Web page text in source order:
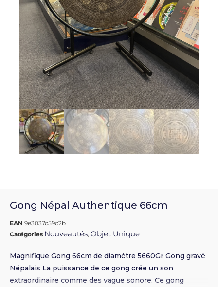
Gong Népal Authentique 66cm
EAN 9e3037c59c2b
Catégories Nouveautés, Objet Unique
Magnifique Gong 66cm de diamètre 5660Gr Gong gravé
Népalais La puissance de ce gong crée un son
extraordinaire comme des vague sonore. Ce gong